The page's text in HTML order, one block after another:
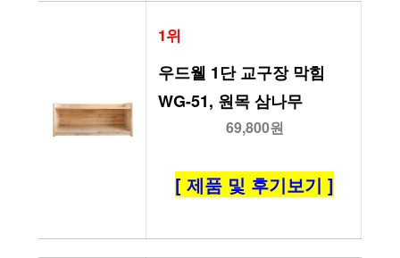
1위
우드웰 1단 교구장 막힘
WG-51, 원목 삼나무
69,800원
[ 제품 및 후기보기 ]